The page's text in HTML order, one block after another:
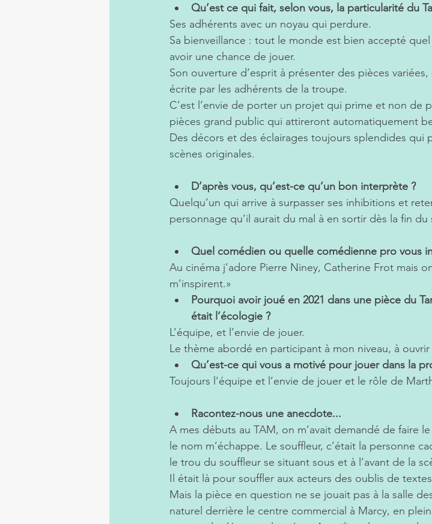
Qu’est ce qui fait, selon vous, la particularité du
Ses adhérents avec un noyau qui perdure.
Sa bienveillance : tout le monde est bien accepté
avoir une chance de jouer.
Son ouverture d’esprit à présenter des pièces
écrite par les adhérents de la troupe.
C’est l’envie de porter un projet qui prime et non de
pièces grand public qui attireront automatiquement
Des décors et des éclairages toujours splendides qui
scènes originales.
D’après vous, qu’est-ce qu’un bon interprète ?
Quelqu’un qui arrive à surpasser ses inhibitions et
personnage qu’il aurait du mal à en sortir dès la fin du
Quel comédien ou quelle comédienne pro vous
Au cinéma j’adore Pierre Niney, Catherine Frot mais
m’inspirent.»
Pourquoi avoir joué en 2021 dans une pièce du
était l’écologie ?
L’équipe, et l’envie de jouer.
Le thème abordé en participant à mon niveau, à
Qu’est-ce qui vous a motivé pour jouer dans la
Toujours l'équipe et l’envie de jouer et le rôle de
Racontez-nous une anecdote...
A mes débuts au TAM, on m’avait demandé de faire
le nom m’échappe. Le souffleur, c’était la personne
le trou du souffleur se situant sous et à l’avant de la
Il était là pour souffler aux acteurs des oublis de
Mais la pièce en question ne se jouait pas à la salle
naturel derrière le centre commercial à Marcy, en